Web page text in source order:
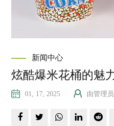
新闻中心
01, 17, 2025 由管理员